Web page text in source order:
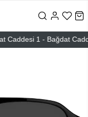
1 - Bağdat